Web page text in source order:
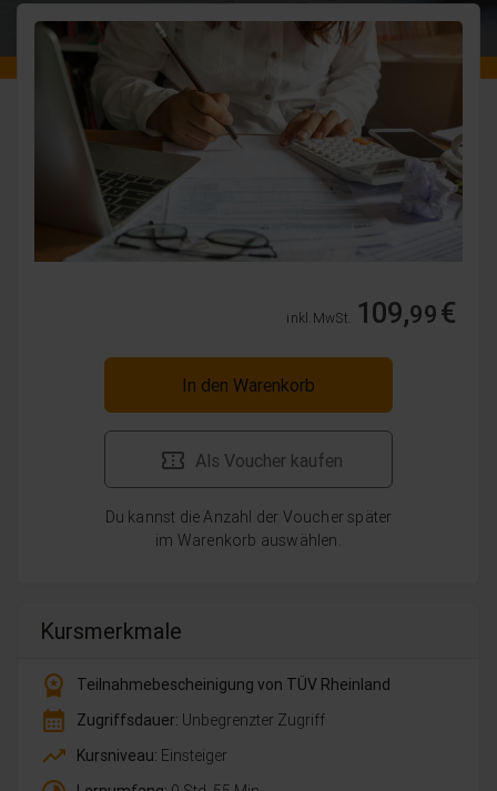
inkl. MwSt. 109,99€
In den Warenkorb
Als Voucher kaufen
Du kannst die Anzahl der Voucher später
im Warenkorb auswählen.
Kursmerkmale
workspace_premium
Teilnahmebescheinigung von TÜV Rheinland
calendar_month Zugriffsdauer: Unbegrenzter Zugriff
trending_up Kursniveau: Einsteiger